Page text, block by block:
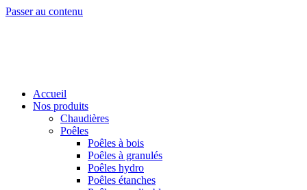
Passer au contenu
Accueil
Nos produits
Chaudières
Poêles
Poêles à bois
Poêles à granulés
Poêles hydro
Poêles étanches